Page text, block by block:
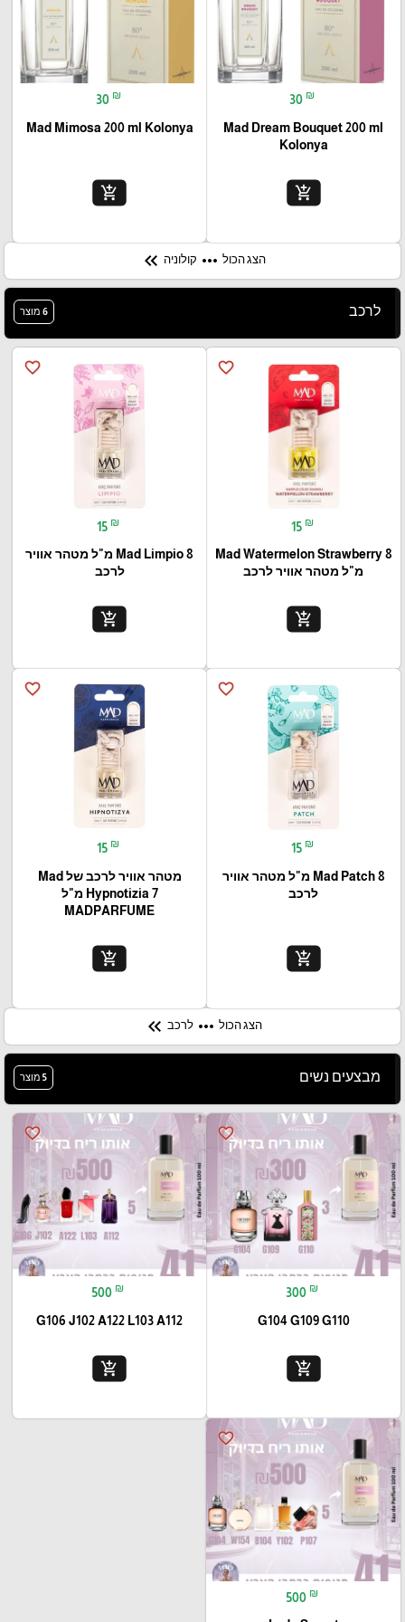
30 ₪
Mad Dream Bouquet 200 ml
Kolonya
add_shopping_cart
30 ₪
Mad Mimosa 200 ml Kolonya
add_shopping_cart
הצג הכול more_horiz קולוניה keyboard_double_arrow_left
לרכב 6 מוצר
favorite_border
15 ₪
Mad Watermelon Strawberry 8
מ"ל מטהר אוויר לרכב
add_shopping_cart
favorite_border
15 ₪
Mad Limpio 8 מ"ל מטהר אוויר
לרכב
add_shopping_cart
favorite_border
15 ₪
Mad Patch 8 מ"ל מטהר אוויר
לרכב
add_shopping_cart
favorite_border
15 ₪
מטהר אוויר לרכב של Mad
Hypnotizia 7 מ"ל
MADPARFUME
add_shopping_cart
הצג הכול more_horiz לרכב keyboard_double_arrow_left
מבצעים נשים 5 מוצר
favorite_border
300 ₪
G104 G109 G110
add_shopping_cart
favorite_border
500 ₪
G106 J102 A122 L103 A112
add_shopping_cart
favorite_border
500 ₪